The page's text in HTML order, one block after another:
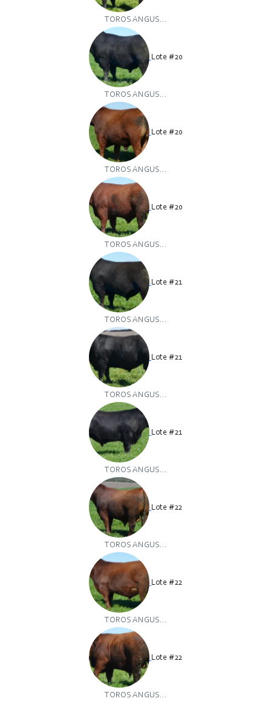
TOROS ANGUS...
Lote #20
TOROS ANGUS...
Lote #20
TOROS ANGUS...
Lote #20
TOROS ANGUS...
Lote #21
TOROS ANGUS...
Lote #21
TOROS ANGUS...
Lote #21
TOROS ANGUS...
Lote #22
TOROS ANGUS...
Lote #22
TOROS ANGUS...
Lote #22
TOROS ANGUS...